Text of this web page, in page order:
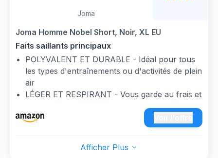
confortable et épouse votre taille.
POCHES ZIPPÉES : les shorts de sport pour
hommes ont deux poches latérales grandes et
profondes pour protéger la sécurité de votre
téléphone ou d'autres objets pendant
l'exercice. Vous n'avez plus à vous soucier de
transporter des objets pendant la course,
d'étirer votre corps et votre esprit et de profiter
de votre exercice d'entraînement.
OCCASIONS APPLICABLES : les shorts de
à la randonnée, au fitness, à l'entraînement, au
Joma
Joma Homme Nobel Short, Noir, XL EU
Faits saillants principaux
POLYVALENT ET DURABLE - Idéal pour tous
les types d'entraînements ou d'activités de plein
air
LÉGER ET RESPIRANT - Vous garde au frais et
au sec même pendant les entraînements les
plus intenses.
LIBERTÉ DE MOUVEMENT TOTALE - Coupe
cuisses pour plus de confort et de flexibilité
Afficher Plus